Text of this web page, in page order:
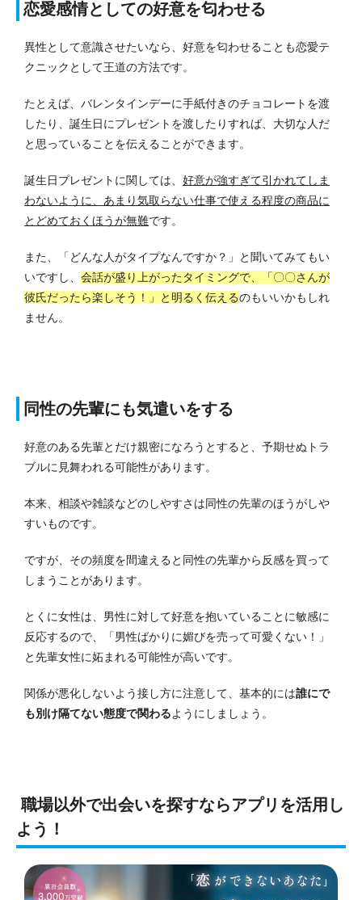
恋愛感情としての好意を匂わせる
異性として意識させたいなら、好意を匂わせることも恋愛テ
クニックとして王道の方法です。
たとえば、バレンタインデーに手紙付きのチョコレートを渡
したり、誕生日にプレゼントを渡したりすれば、大切な人だ
と思っていることを伝えることができます。
誕生日プレゼントに関しては、 好意が強すぎて引かれてしま
わないように、あまり気取らない仕事で使える程度の商品に
とどめておくほうが無難です。
また、「どんな人がタイプなんですか？」と聞いてみてもい
いですし、 会話が盛り上がったタイミングで、「〇〇さんが
彼氏だったら楽しそう！」と明るく伝えるのもいいかもしれ
ません。
同性の先輩にも気遣いをする
好意のある先輩とだけ親密になろうとすると、予期せぬトラ
ブルに見舞われる可能性があります。
本来、相談や雑談などのしやすさは同性の先輩のほうがしや
すいものです。
ですが、その頻度を間違えると同性の先輩から反感を買って
しまうことがあります。
とくに女性は、男性に対して好意を抱いていることに敏感に
反応するので、「男性ばかりに媚びを売って可愛くない！」
と先輩女性に妬まれる可能性が高いです。
関係が悪化しないよう接し方に注意して、基本的には誰にで
も別け隔てない態度で関わるようにしましょう。
職場以外で出会いを探すならアプリを活用し
よう！